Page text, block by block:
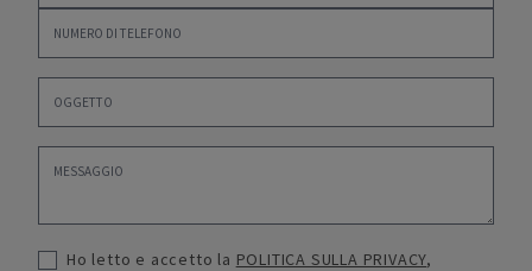
Ho letto e accetto la POLITICA SULLA PRIVACY,